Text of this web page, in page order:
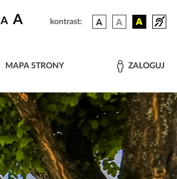
A A kontrast:
MAPA STRONY ZALOGUJ